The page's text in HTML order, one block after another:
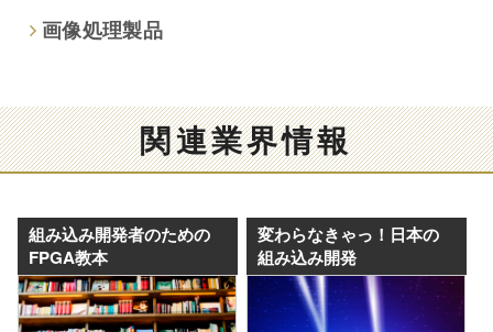
画像処理製品
関連業界情報
組み込み開発者のための
FPGA教本
変わらなきゃっ！日本の
組み込み開発